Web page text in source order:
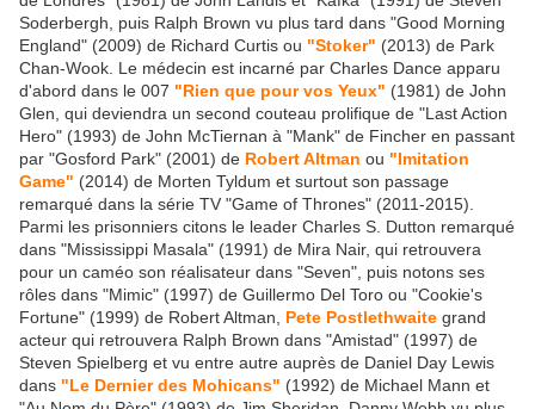
Soderbergh, puis Ralph Brown vu plus tard dans "Good Morning
England" (2009) de Richard Curtis ou "Stoker" (2013) de Park
Chan-Wook. Le médecin est incarné par Charles Dance apparu
d'abord dans le 007 "Rien que pour vos Yeux" (1981) de John
Glen, qui deviendra un second couteau prolifique de "Last Action
Hero" (1993) de John McTiernan à "Mank" de Fincher en passant
par "Gosford Park" (2001) de Robert Altman ou "Imitation
Game" (2014) de Morten Tyldum et surtout son passage
remarqué dans la série TV "Game of Thrones" (2011-2015).
Parmi les prisonniers citons le leader Charles S. Dutton remarqué
dans "Mississippi Masala" (1991) de Mira Nair, qui retrouvera
pour un caméo son réalisateur dans "Seven", puis notons ses
rôles dans "Mimic" (1997) de Guillermo Del Toro ou "Cookie's
Fortune" (1999) de Robert Altman, Pete Postlethwaite grand
acteur qui retrouvera Ralph Brown dans "Amistad" (1997) de
Steven Spielberg et vu entre autre auprès de Daniel Day Lewis
dans "Le Dernier des Mohicans" (1992) de Michael Mann et